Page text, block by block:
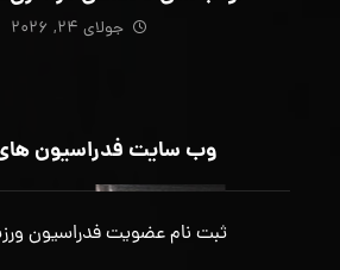
جولای ۲۴, ۲۰۲۶
وب سایت فدراسیون
ثبت نام عضویت فدراسیون